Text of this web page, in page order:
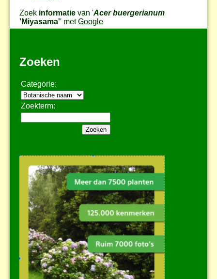
Zoek informatie van 'Acer buergerianum
'Miyasama'' metGoogle
Zoeken
Categorie:
Zoekterm: